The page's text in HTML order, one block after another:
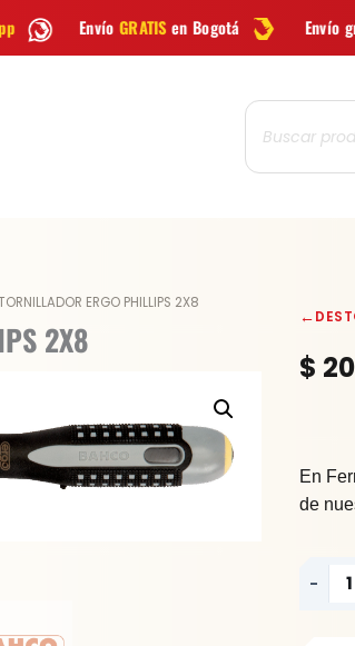
en Bogotá Envío gratis a todo
Búsqueda
de
productos
ERGO PHILLIPS 2X8
2X8
←
$
En
de
ERGO
2X8
-